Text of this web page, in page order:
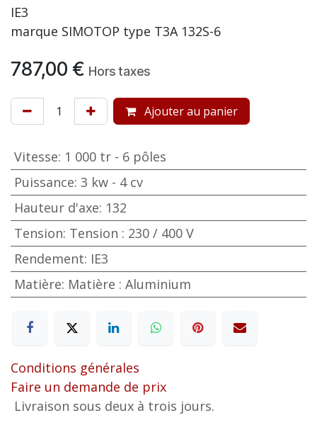
IE3
marque SIMOTOP type T3A 132S-6
787,00 € Hors taxes
Ajouter au panier
Vitesse: 1 000 tr - 6 pôles
Puissance: 3 kw - 4 cv
Hauteur d'axe: 132
Tension: Tension : 230 / 400 V
Rendement: IE3
Matière: Matière : Aluminium
Conditions générales
Faire un demande de prix
Livraison sous deux à trois jours.